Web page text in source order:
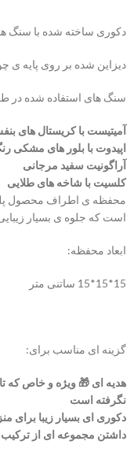
دکوری ساخته شده با سنگ
دیزاین شده بر روی پایه
سنگ های استفاده شده در
آمیتیست با کریستال های
اپیدوت با بلور های مشکی
آراگونیت سفید مرجانی
کلسیت با شاخه های طلایی
محفظه ی اطراف محصول
است که جلوه ی بسیار
ابعاد محفظه:
15*15*15 ساتنی متر
گزینه ای مناسب برای:
هدیه ای 🎁 ویژه و خاص که
نگرفته است
دکوری ای بسیار زیبا برای
داشتن مجموعه ای از